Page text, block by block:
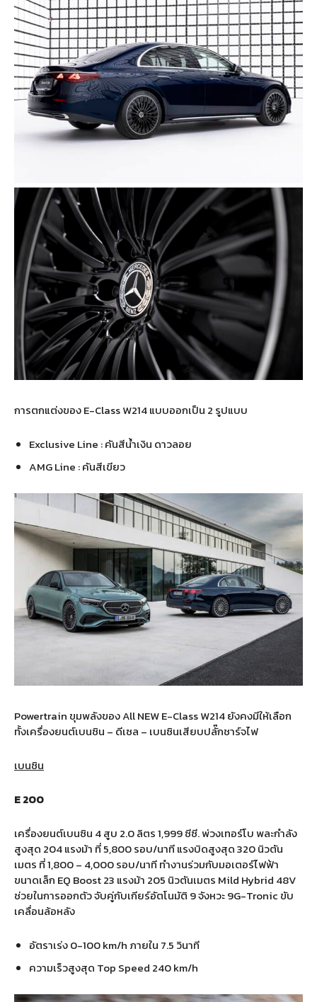
การตกแต่งของ E-Class W214 แบบออกเป็น 2 รูปแบบ
Exclusive Line : คันสีน้ำเงิน ดาวลอย
AMG Line : คันสีเขียว
Powertrain ขุมพลังของ All NEW E-Class W214 ยังคงมีให้เลือก
ทั้งเครื่องยนต์เบนซิน – ดีเซล – เบนซินเสียบปลั๊กชาร์จไฟ
เบนซิน
E 200
เครื่องยนต์เบนซิน 4 สูบ 2.0 ลิตร 1,999 ซีซี. พ่วงเทอร์โบ พละกำลัง
สูงสุด 204 แรงม้า ที่ 5,800 รอบ/นาที แรงบิดสูงสุด 320 นิวตัน
เมตร ที่ 1,800 – 4,000 รอบ/นาที ทำงานร่วมกับมอเตอร์ไฟฟ้า
ขนาดเล็ก EQ Boost 23 แรงม้า 205 นิวตันเมตร Mild Hybrid 48V
ช่วยในการออกตัว จับคู่กับเกียร์อัตโนมัติ 9 จังหวะ 9G-Tronic ขับ
เคลื่อนล้อหลัง
อัตราเร่ง 0-100 km/h ภายใน 7.5 วินาที
ความเร็วสูงสุด Top Speed 240 km/h